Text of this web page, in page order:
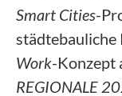
Smart Cities-
städtebauliche
Work-Konzept
REGIONALE